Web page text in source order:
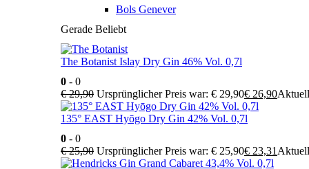
Bols Genever
Gerade Beliebt
The Botanist Islay Dry Gin 46% Vol. 0,7l
0 - 0
€29,90 Ursprünglicher Preis war: € 29,90€ 26,90
135° EAST Hyōgo Dry Gin 42% Vol. 0,7l
0 - 0
€25,90 Ursprünglicher Preis war: € 25,90€ 23,31